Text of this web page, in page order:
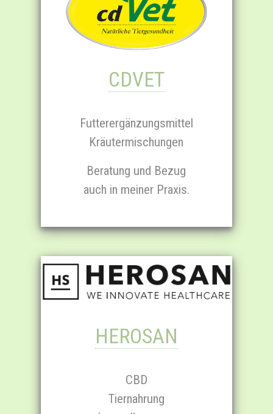
CDVET
Futter­er­gänzungs­mittel
Kräuter­mischungen
Beratung und Bezug
auch in meiner Praxis.
HEROSAN
CBD
Tiernahrung